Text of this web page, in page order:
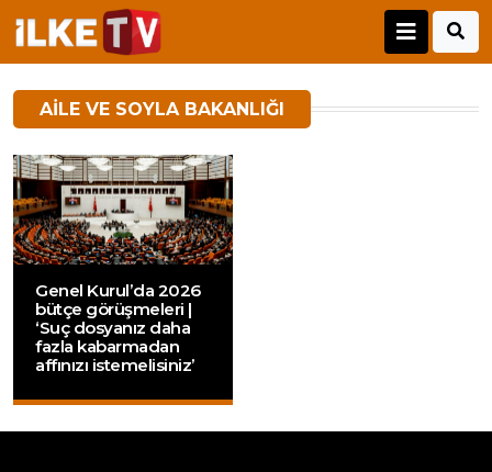
AILE VE SOYLA BAKANLIĞI
Genel Kurul’da 2026
bütçe görüşmeleri |
‘Suç dosyanız daha
fazla kabarmadan
affınızı istemelisiniz’